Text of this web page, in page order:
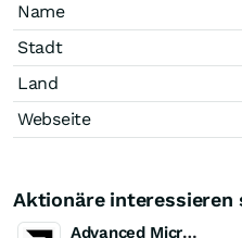
Name
Stadt
Land
Webseite
Aktionäre interessieren
Advanced Micro Devices